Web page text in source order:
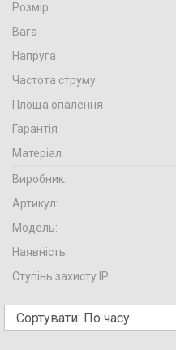
Розмір
Вага
Напруга
Частота струму
Площа опалення
Гарантія
Матеріал
Виробник:
Артикул:
Модель:
Наявність:
Ступінь захисту IP